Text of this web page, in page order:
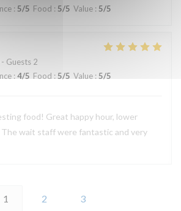
: 5/5 Food : 5/5 Value : 5/5
Guests 2
: 4/5 Food : 5/5 Value : 5/5
food! Great happy hour, lower
wait staff were fantastic and very
1 2 3